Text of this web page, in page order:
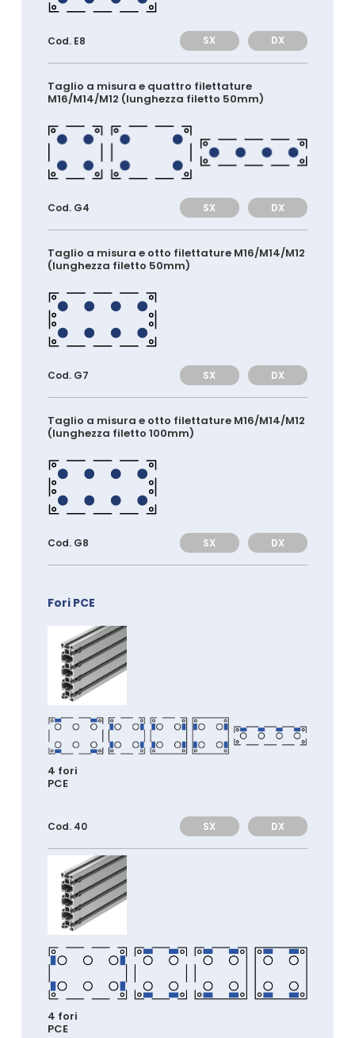
Cod. E8 SX DX
Taglio a misura e quattro filettature
M16/M14/M12 (lunghezza filetto 50mm)
Cod. G4 SX DX
Taglio a misura e otto filettature M16/M14/M12
(lunghezza filetto 50mm)
Cod. G7 SX DX
Taglio a misura e otto filettature M16/M14/M12
(lunghezza filetto 100mm)
Cod. G8 SX DX
Fori PCE
4 fori
PCE
Cod. 40 SX DX
4 fori
PCE